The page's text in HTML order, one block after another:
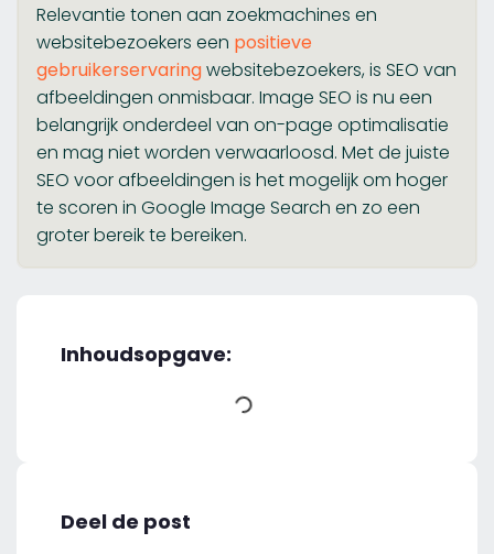
Relevantie tonen aan zoekmachines en
websitebezoekers een positieve
gebruikerservaringwebsitebezoekers, is SEO van
afbeeldingen onmisbaar. Image SEO is nu een
belangrijk onderdeel van on-page optimalisatie
en mag niet worden verwaarloosd. Met de juiste
SEO voor afbeeldingen is het mogelijk om hoger
te scoren in Google Image Search en zo een
groter bereik te bereiken.
Inhoudsopgave:
Deel de post